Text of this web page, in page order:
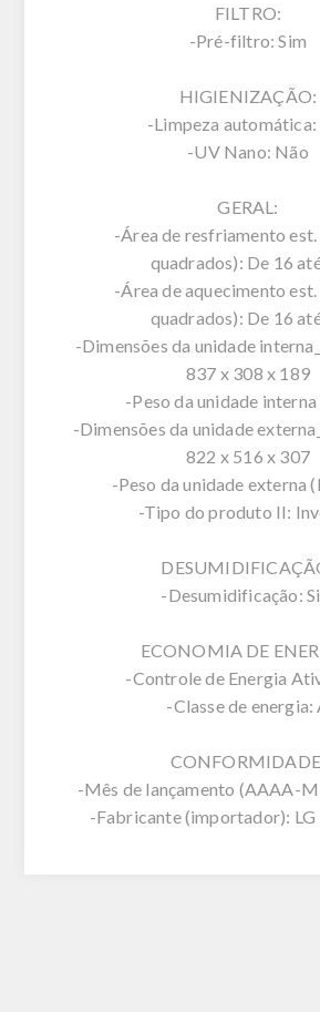
FILTRO:
-Pré-filtro: Sim
HIGIENIZAÇÃO:
-Limpeza automática:
-UV Nano: Não
GERAL:
-Área de resfriamento
quadrados): De 16
-Área de aquecimento
quadrados): De 16
-Dimensões da unidade
837 x 308 x 189
-Peso da unidade
-Dimensões da unidade
822 x 516 x 307
-Peso da unidade externa
-Tipo do produto II:
-Desumidificação:
ECONOMIA DE
-Controle de Energia
-Classe de energia:
-Mês de lançamento (AAAA-
-Fabricante (importador): LG